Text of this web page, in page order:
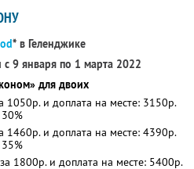
* в Геленджике
9 января по 1 марта 2022
для двоих
1050р. и доплата на месте: 3150р.
1460р. и доплата на месте: 4390р.
1800р. и доплата на месте: 5400р.